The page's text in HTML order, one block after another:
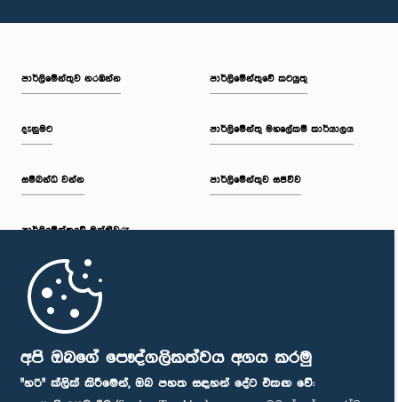
අපි ඔබගේ පෞද්ගලිකත්වය අගය කරමු
"හරි" ක්ලික් කිරීමෙන්, ඔබ පහත සඳහන් දේට එකඟ වේ:
පාර්ලි‌මේන්තුව නරඹන්න
දැනුමට
සම්බන්ධ වන්න
පාර්ලි‌මේන්තුවේ මන්ත්‍රීවරු
මුල් පිටුව
පාර්ලිමේන්තුවේ කටයුතු
පාර්ලිමේන්තු මහලේකම් කාර්යාලය
පාර්ලිමේන්තුව සජීවීව
පාර්ලිමේන්තු ජංගම යෙදුම